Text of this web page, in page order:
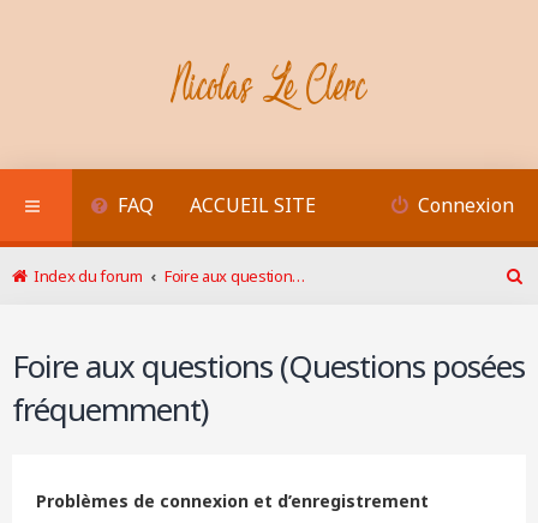
FAQ ACCUEIL SITE Connexion
Index du forum
Foire aux questions (Questions posées fréquemment)
Foire aux questions (Questions posées
fréquemment)
Problèmes de connexion et d’enregistrement